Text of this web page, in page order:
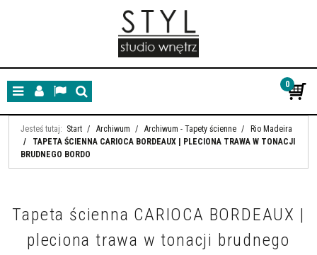
MenuPanelLangSzukaj
0
Jesteś tutaj: Start / Archiwum / Archiwum - Tapety ścienne /
Rio Madeira
/
TAPETA ŚCIENNA CARIOCA BORDEAUX | PLECIONA TRAWA W TONACJI
BRUDNEGO BORDO
Tapeta ścienna CARIOCA BORDEAUX |
pleciona trawa w tonacji brudnego